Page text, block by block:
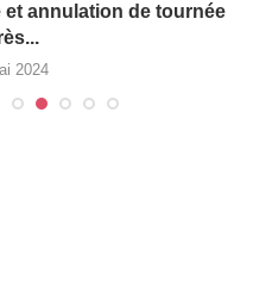
annulation de tournée
2024